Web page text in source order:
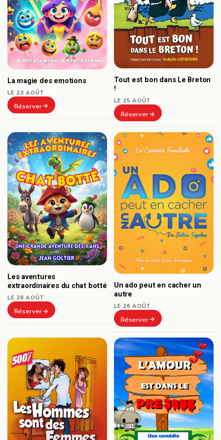
La magie des emotions
LE 23 AOÛT
Réserver
Tout est bon dans Le Breton
!
LE 25 AOÛT
Réserver
Les aventures
extraordinaires du chat botté
LE 26 AOÛT
Réserver
Un ado peut en cacher un
autre
LE 26 AOÛT
Réserver